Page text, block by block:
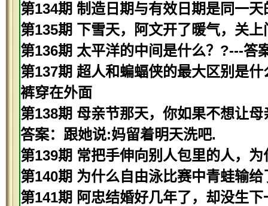
第134期 制造日期与有效日期是同一
第135期 下雪天，阿文开了暖气，关
第136期 太平洋的中间是什么？?---答
第137期 超人和蝙蝠侠的最大区别是
裤穿在外面
第138期 母亲节那天，你如果不想让
答案：跟她说:妈留着明天洗吧.
第139期 常把手伸向别人包里的人，
第140期 为什么自由泳比赛中青蛙输
第141期 阿忠结婚好几年了，却没生